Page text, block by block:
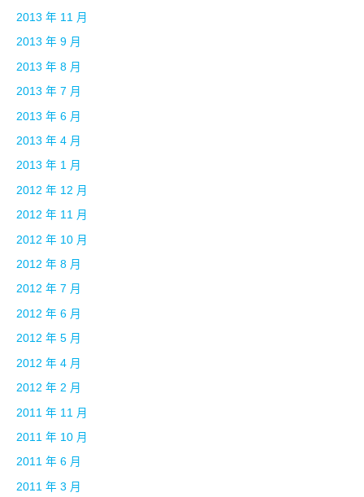
2013 年 11 月
2013 年 9 月
2013 年 8 月
2013 年 7 月
2013 年 6 月
2013 年 4 月
2013 年 1 月
2012 年 12 月
2012 年 11 月
2012 年 10 月
2012 年 8 月
2012 年 7 月
2012 年 6 月
2012 年 5 月
2012 年 4 月
2012 年 2 月
2011 年 11 月
2011 年 10 月
2011 年 6 月
2011 年 3 月